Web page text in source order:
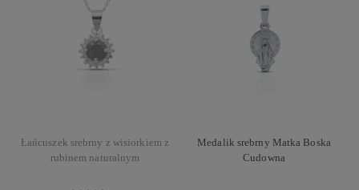
Łańcuszek srebrny z wisiorkiem z
rubinem naturalnym
Medalik srebrny Matka Boska
Cudowna